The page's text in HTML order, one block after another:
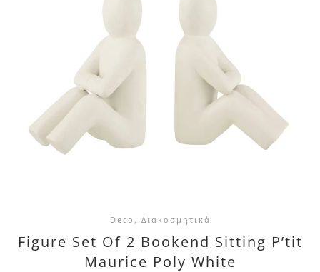
Deco, Διακοσμητικά
Figure Set Of 2 Bookend Sitting P’tit
Maurice Poly White